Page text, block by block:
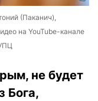
(Паканич),
на YouTube-канале
не будет
Бога,